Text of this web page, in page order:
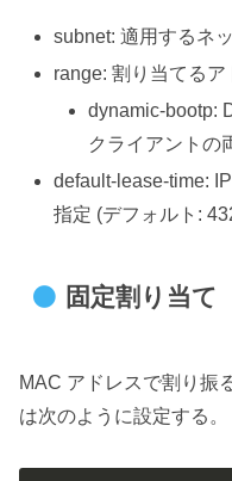
subnet: 適用するネ
range: 割り当てる
dynamic-bootp:
クライアントの
default-lease-time:
指定 (デフォルト:
固定割り当て
MAC アドレスで割り振
は次のように設定する。